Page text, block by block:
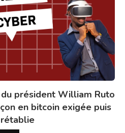
président William Ruto
en bitcoin exigée puis